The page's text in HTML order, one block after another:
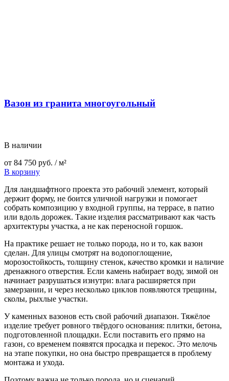
Вазон из гранита многоугольный
В наличии
от 84 750 руб. / м²
В корзину
Для ландшафтного проекта это рабочий элемент, который
держит форму, не боится уличной нагрузки и помогает
собрать композицию у входной группы, на террасе, в патио
или вдоль дорожек. Такие изделия рассматривают как часть
архитектуры участка, а не как переносной горшок.
На практике решает не только порода, но и то, как вазон
сделан. Для улицы смотрят на водопоглощение,
морозостойкость, толщину стенок, качество кромки и наличие
дренажного отверстия. Если камень набирает воду, зимой он
начинает разрушаться изнутри: влага расширяется при
замерзании, и через несколько циклов появляются трещины,
сколы, рыхлые участки.
У каменных вазонов есть свой рабочий диапазон. Тяжёлое
изделие требует ровного твёрдого основания: плитки, бетона,
подготовленной площадки. Если поставить его прямо на
газон, со временем появятся просадка и перекос. Это мелочь
на этапе покупки, но она быстро превращается в проблему
монтажа и ухода.